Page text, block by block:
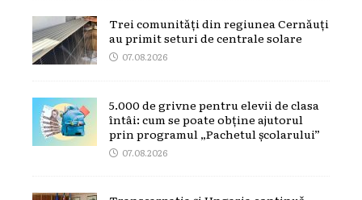
Trei comunități din regiunea Cernăuți
au primit seturi de centrale solare
07.08.2026
5.000 de grivne pentru elevii de clasa
întâi: cum se poate obține ajutorul
prin programul „Pachetul școlarului”
07.08.2026